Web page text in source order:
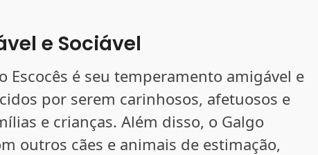
e Sociável
Escocês é seu temperamento amigável e
por serem carinhosos, afetuosos e
e crianças. Além disso, o Galgo
outros cães e animais de estimação,